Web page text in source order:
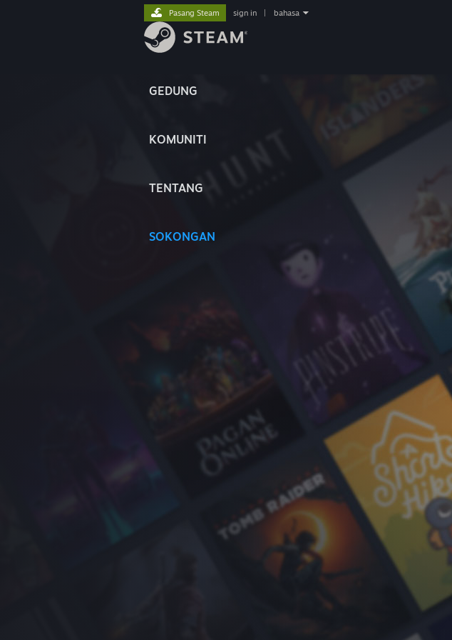
GEDUNG
KOMUNITI
TENTANG
SOKONGAN
Pasang Steam sign in bahasa